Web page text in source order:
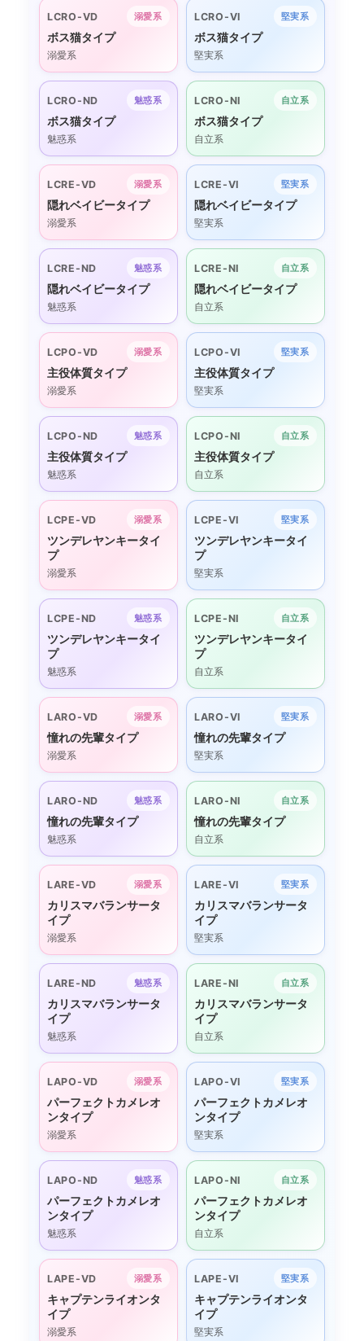
LCRO-VD 溺愛系
ボス猫タイプ
溺愛系
LCRO-VI 堅実系
ボス猫タイプ
堅実系
LCRO-ND 魅惑系
ボス猫タイプ
魅惑系
LCRO-NI 自立系
ボス猫タイプ
自立系
LCRE-VD 溺愛系
隠れベイビータイプ
溺愛系
LCRE-VI 堅実系
隠れベイビータイプ
堅実系
LCRE-ND 魅惑系
隠れベイビータイプ
魅惑系
LCRE-NI 自立系
隠れベイビータイプ
自立系
LCPO-VD 溺愛系
主役体質タイプ
溺愛系
LCPO-VI 堅実系
主役体質タイプ
堅実系
LCPO-ND 魅惑系
主役体質タイプ
魅惑系
LCPO-NI 自立系
主役体質タイプ
自立系
LCPE-VD 溺愛系
ツンデレヤンキータイ
プ
溺愛系
LCPE-VI 堅実系
ツンデレヤンキータイ
プ
堅実系
LCPE-ND 魅惑系
ツンデレヤンキータイ
プ
魅惑系
LCPE-NI 自立系
ツンデレヤンキータイ
プ
自立系
LARO-VD 溺愛系
憧れの先輩タイプ
溺愛系
LARO-VI 堅実系
憧れの先輩タイプ
堅実系
LARO-ND 魅惑系
憧れの先輩タイプ
魅惑系
LARO-NI 自立系
憧れの先輩タイプ
自立系
LARE-VD 溺愛系
カリスマバランサータ
イプ
溺愛系
LARE-VI 堅実系
カリスマバランサータ
イプ
堅実系
LARE-ND 魅惑系
カリスマバランサータ
イプ
魅惑系
LARE-NI 自立系
カリスマバランサータ
イプ
自立系
LAPO-VD 溺愛系
パーフェクトカメレオ
ンタイプ
溺愛系
LAPO-VI 堅実系
パーフェクトカメレオ
ンタイプ
堅実系
LAPO-ND 魅惑系
パーフェクトカメレオ
ンタイプ
魅惑系
LAPO-NI 自立系
パーフェクトカメレオ
ンタイプ
自立系
LAPE-VD 溺愛系
キャプテンライオンタ
イプ
溺愛系
LAPE-VI 堅実系
キャプテンライオンタ
イプ
堅実系